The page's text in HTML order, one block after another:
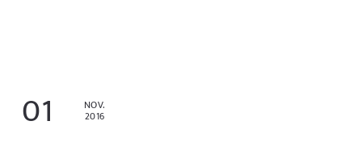
NOV.
01 2016